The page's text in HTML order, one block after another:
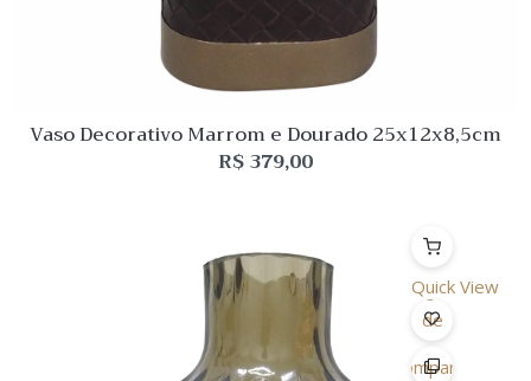
Vaso Decorativo Marrom e Dourado 25x12x8,5cm
R$379,00
Quick View
Lista
de
Desejo
Comparar